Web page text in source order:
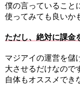
僕の言っていること
使ってみても良いか
ただし、絶対に課金
マジアイの運営を儲
大させるだけなので
自体もオススメでき